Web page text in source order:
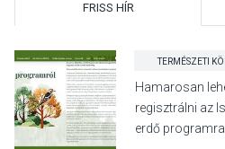
FRISS HÍR
TERMÉSZETI
Hamarosan
regisztrálni az
erdő programra